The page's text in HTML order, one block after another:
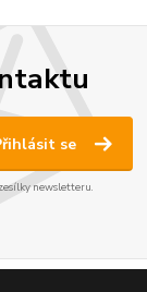
se
newsletteru.